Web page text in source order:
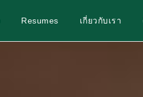
Resumes เกี่ยวกับเรา